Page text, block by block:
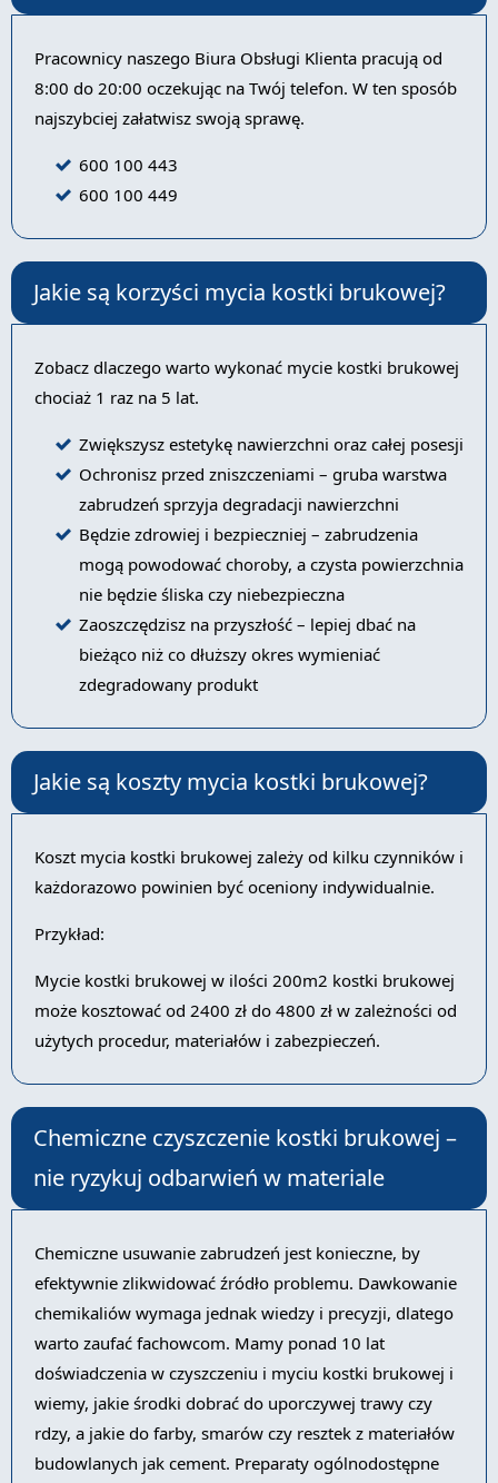
Pracownicy naszego Biura Obsługi Klienta pracują od
8:00 do 20:00 oczekując na Twój telefon. W ten sposób
najszybciej załatwisz swoją sprawę.
600 100 443
600 100 449
Jakie są korzyści mycia kostki brukowej?
Zobacz dlaczego warto wykonać mycie kostki brukowej
chociaż 1 raz na 5 lat.
Zwiększysz estetykę nawierzchni oraz całej posesji
Ochronisz przed zniszczeniami – gruba warstwa
zabrudzeń sprzyja degradacji nawierzchni
Będzie zdrowiej i bezpieczniej – zabrudzenia
mogą powodować choroby, a czysta powierzchnia
nie będzie śliska czy niebezpieczna
Zaoszczędzisz na przyszłość – lepiej dbać na
bieżąco niż co dłuższy okres wymieniać
zdegradowany produkt
Jakie są koszty mycia kostki brukowej?
Koszt mycia kostki brukowej zależy od kilku czynników i
każdorazowo powinien być oceniony indywidualnie.
Przykład:
Mycie kostki brukowej w ilości 200m2 kostki brukowej
może kosztować od 2400 zł do 4800 zł w zależności od
użytych procedur, materiałów i zabezpieczeń.
Chemiczne czyszczenie kostki brukowej –
nie ryzykuj odbarwień w materiale
Chemiczne usuwanie zabrudzeń jest konieczne, by
efektywnie zlikwidować źródło problemu. Dawkowanie
chemikaliów wymaga jednak wiedzy i precyzji, dlatego
warto zaufać fachowcom. Mamy ponad 10 lat
doświadczenia w czyszczeniu i myciu kostki brukowej i
wiemy, jakie środki dobrać do uporczywej trawy czy
rdzy, a jakie do farby, smarów czy resztek z materiałów
budowlanych jak cement. Preparaty ogólnodostępne